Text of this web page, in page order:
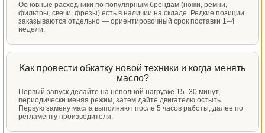
Основные расходники по популярным брендам (ножи, ремни,
фильтры, свечи, фрезы) есть в наличии на складе. Редкие позиции
заказываются отдельно — ориентировочный срок поставки 1–4
недели.
Как провести обкатку новой техники и когда менять
масло?
Первый запуск делайте на неполной нагрузке 15–30 минут,
периодически меняя режим, затем дайте двигателю остыть.
Первую замену масла выполняют после 5 часов работы, далее по
регламенту производителя.